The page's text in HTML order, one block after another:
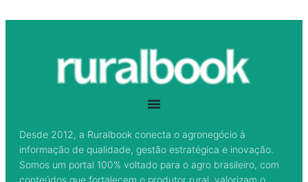
© Todos os direitos reservados a ruralbook - Negócios e
Marketing Rural
Criado e desenvolvido pela nossa própria agência de Marketing para